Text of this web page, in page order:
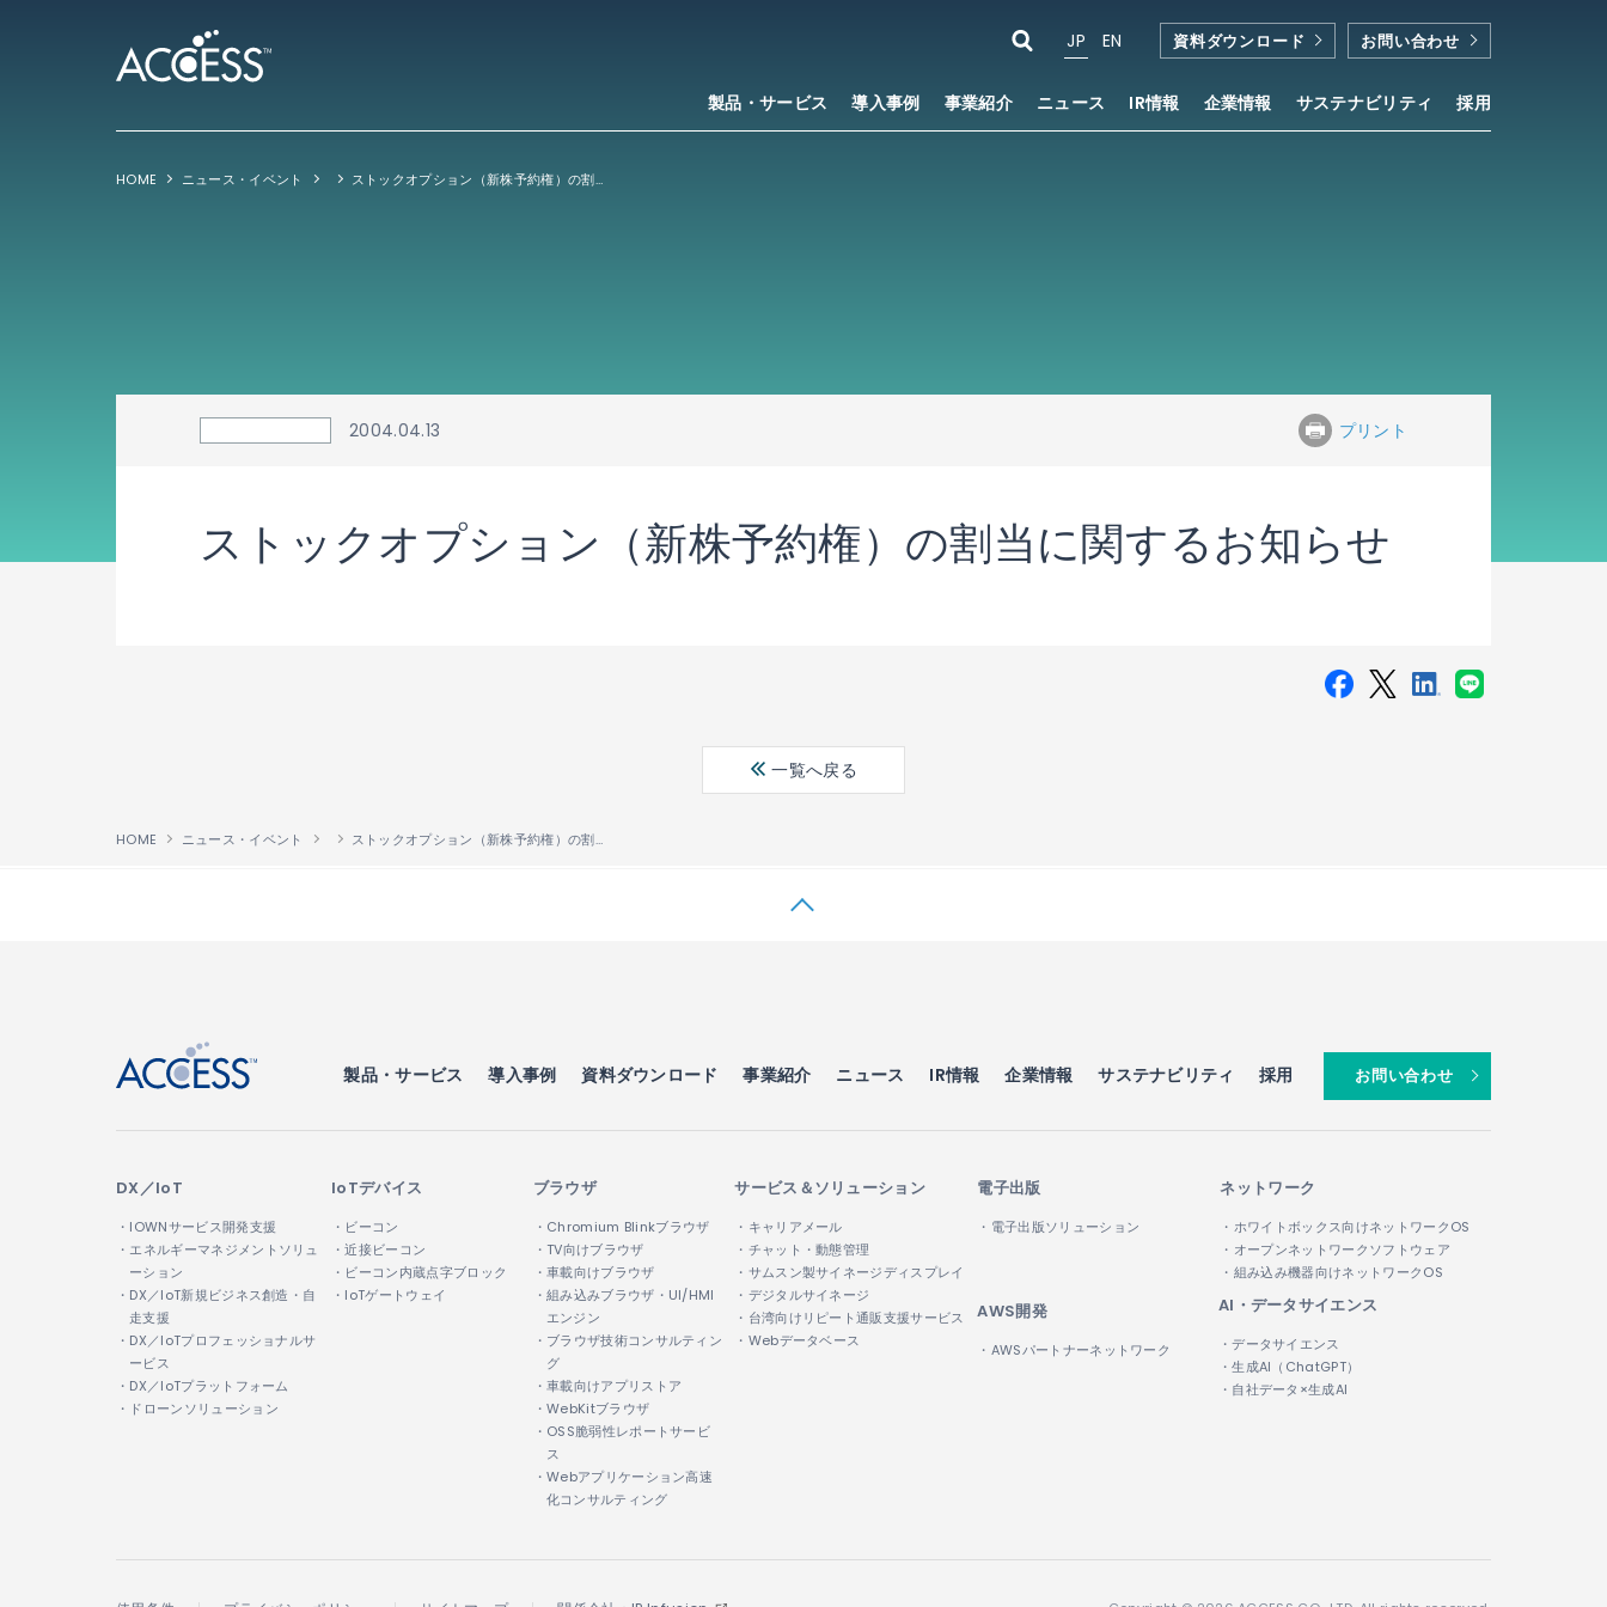
製品・サービス 導入事例 事業紹介 ニュース IR情報 企業情報 サステナビリティ 採用
JP EN 資料ダウンロード お問い合わせ
HOME ニュース・イベント ストックオプション（新株予約権）の割当に関するお知らせ
2004.04.13 プリント
ストックオプション（新株予約権）の割当に関するお知らせ
一覧へ戻る
HOME ニュース・イベント ストックオプション（新株予約権）の割当に関するお知らせ
製品・サービス 導入事例 資料ダウンロード 事業紹介 ニュース IR情報 企業情報 サステナビリティ 採用 お問い合わせ
DX／IoT
・IOWNサービス開発支援
・エネルギーマネジメントソリュ
ーション
・DX／IoT新規ビジネス創造・自
走支援
・DX／IoTプロフェッショナルサ
ービス
・DX／IoTプラットフォーム
・ドローンソリューション
IoTデバイス
・ビーコン
・近接ビーコン
・ビーコン内蔵点字ブロック
・IoTゲートウェイ
ブラウザ
・Chromium Blinkブラウザ
・TV向けブラウザ
・車載向けブラウザ
・組み込みブラウザ・UI/HMI
エンジン
・ブラウザ技術コンサルティン
グ
・車載向けアプリストア
・WebKitブラウザ
・OSS脆弱性レポートサービ
ス
・Webアプリケーション高速
化コンサルティング
サービス＆ソリューション
・キャリアメール
・チャット・動態管理
・サムスン製サイネージディスプレイ
・デジタルサイネージ
・台湾向けリピート通販支援サービス
・Webデータベース
電子出版
・電子出版ソリューション
ネットワーク
・ホワイトボックス向けネットワークOS
・オープンネットワークソフトウェア
・組み込み機器向けネットワークOS
AWS開発
・AWSパートナーネットワーク
AI・データサイエンス
・データサイエンス
・生成AI（ChatGPT）
・自社データ×生成AI